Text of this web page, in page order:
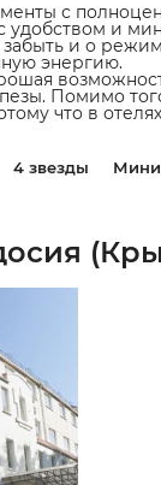
с
и
и о
энергию.
Помимо
что в
4 звезды Мини